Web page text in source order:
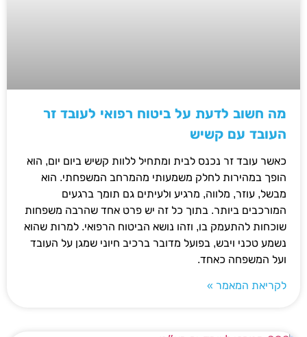
מה חשוב לדעת על ביטוח רפואי לעובד זר
העובד עם קשיש
כאשר עובד זר נכנס לבית ומתחיל ללוות קשיש ביום יום, הוא
הופך במהירות לחלק משמעותי מהמרחב המשפחתי. הוא
מבשל, עוזר, מלווה, מרגיע ולעיתים גם תומך ברגעים
המורכבים ביותר. בתוך כל זה יש פרט אחד שהרבה משפחות
שוכחות להתעמק בו, וזהו נושא הביטוח הרפואי. למרות שהוא
נשמע טכני ויבש, בפועל מדובר ברכיב חיוני שמגן על העובד
ועל המשפחה כאחד.
לקריאת המאמר »